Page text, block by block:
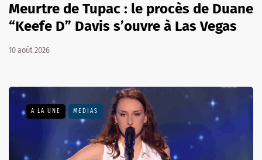
Meurtre de Tupac : le procès de Duane
“Keefe D” Davis s’ouvre à Las Vegas
10 août 2026
A LA UNE MÉDIAS